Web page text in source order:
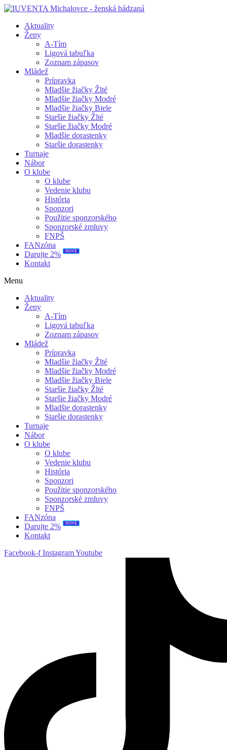
Aktuality
Ženy
A-Tím
Ligová tabuľka
Zoznam zápasov
Mládež
Prípravka
Mladšie žiačky Žlté
Mladšie žiačky Modré
Mladšie žiačky Biele
Staršie žiačky Žlté
Staršie žiačky Modré
Mladšie dorastenky
Staršie dorastenky
Turnaje
Nábor
O klube
O klube
Vedenie klubu
História
Sponzori
Použitie sponzorského
Sponzorské zmluvy
FNPŠ
FANzóna
Darujte 2%
NOVÉ
Kontakt
Menu
Aktuality
Ženy
A-Tím
Ligová tabuľka
Zoznam zápasov
Mládež
Prípravka
Mladšie žiačky Žlté
Mladšie žiačky Modré
Mladšie žiačky Biele
Staršie žiačky Žlté
Staršie žiačky Modré
Mladšie dorastenky
Staršie dorastenky
Turnaje
Nábor
O klube
O klube
Vedenie klubu
História
Sponzori
Použitie sponzorského
Sponzorské zmluvy
FNPŠ
FANzóna
Darujte 2%
NOVÉ
Kontakt
Facebook-f InstagramYoutube